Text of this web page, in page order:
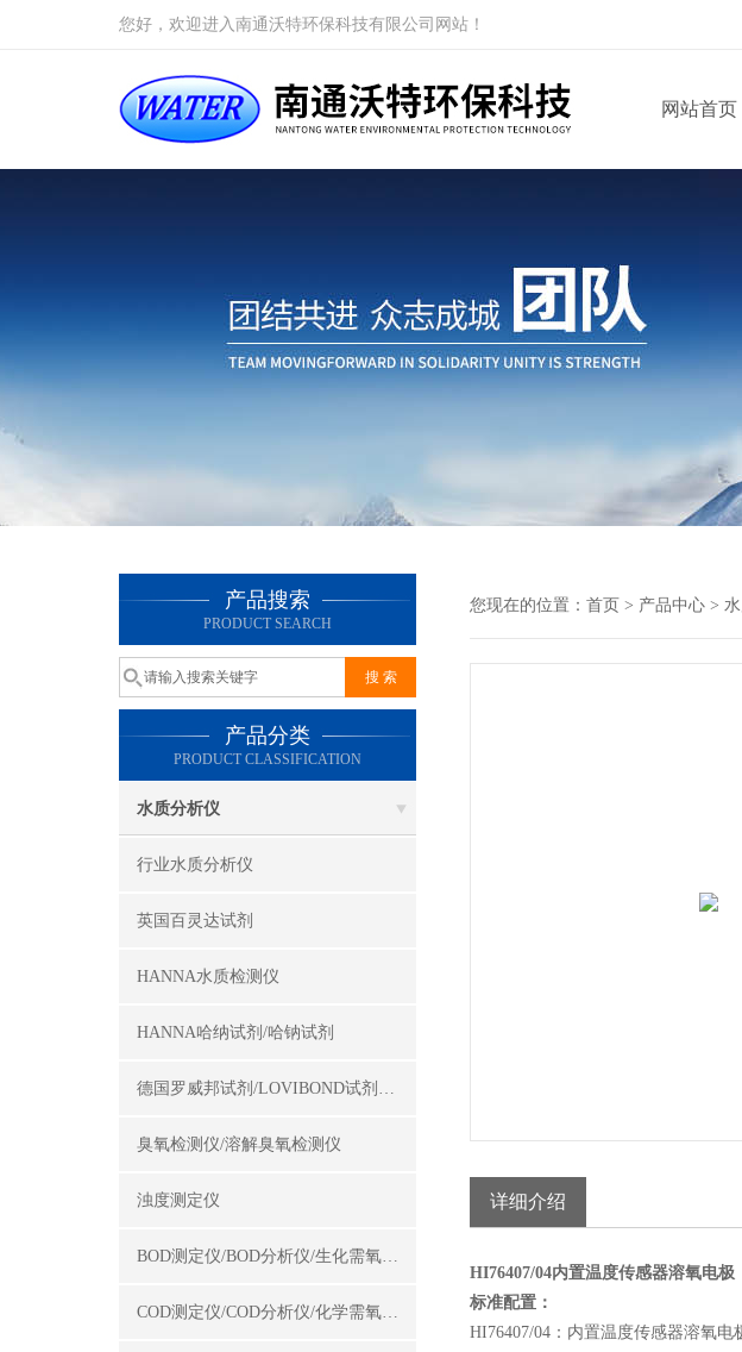
您好，欢迎进入南通沃特环保科技有限公司网站！
网站首页
产品搜索
PRODUCT SEARCH
产品分类
PRODUCT CLASSIFICATION
水质分析仪
行业水质分析仪
英国百灵达试剂
HANNA水质检测仪
HANNA哈纳试剂/哈钠试剂
德国罗威邦试剂/LOVIBOND试剂/罗威邦试剂
臭氧检测仪/溶解臭氧检测仪
浊度测定仪
BOD测定仪/BOD分析仪/生化需氧量测定仪
COD测定仪/COD分析仪/化学需氧量测定仪
您现在的位置： 首页 > 产品中心 >
详细介绍
HI76407/04内置温度传感器溶氧电极
标准配置：
HI76407/04：内置温度传感器溶氧电